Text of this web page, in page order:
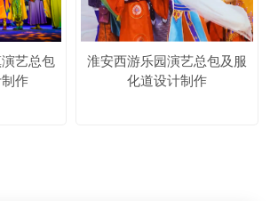
艺总包
作
淮安西游乐园演艺总包及服
化道设计制作